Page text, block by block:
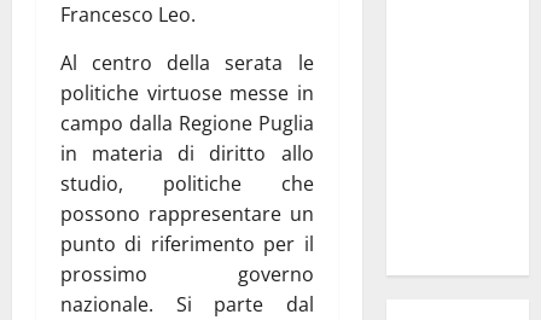
Francesco Leo.
Al centro della serata le
politiche virtuose messe in
campo dalla Regione Puglia
in materia di diritto allo
studio, politiche che
possono rappresentare un
punto di riferimento per il
prossimo governo
nazionale. Si parte dal